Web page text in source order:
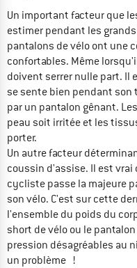
Un important facteur que
estimer pendant les
pantalons de vélo ont une
confortables. Même
doivent serrer nulle part. Il
se sente bien pendant
par un pantalon gênant.
peau soit irritée et les
porter.
Un autre facteur
coussin d'assise. Il est vrai
cycliste passe la majeure
son vélo. C'est sur cette
l'ensemble du poids du
short de vélo ou le
pression désagréables au
un problème !